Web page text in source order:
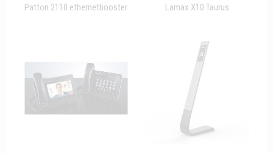
Patton 2110 ethernetbooster Lamax X10 Taurus